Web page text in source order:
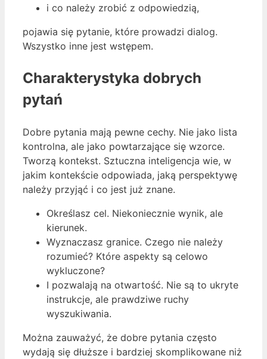
i co należy zrobić z odpowiedzią,
pojawia się pytanie, które prowadzi dialog.
Wszystko inne jest wstępem.
Charakterystyka dobrych
pytań
Dobre pytania mają pewne cechy. Nie jako lista
kontrolna, ale jako powtarzające się wzorce.
Tworzą kontekst. Sztuczna inteligencja wie, w
jakim kontekście odpowiada, jaką perspektywę
należy przyjąć i co jest już znane.
Określasz cel. Niekoniecznie wynik, ale
kierunek.
Wyznaczasz granice. Czego nie należy
rozumieć? Które aspekty są celowo
wykluczone?
I pozwalają na otwartość. Nie są to ukryte
instrukcje, ale prawdziwe ruchy
wyszukiwania.
Można zauważyć, że dobre pytania często
wydają się dłuższe i bardziej skomplikowane niż